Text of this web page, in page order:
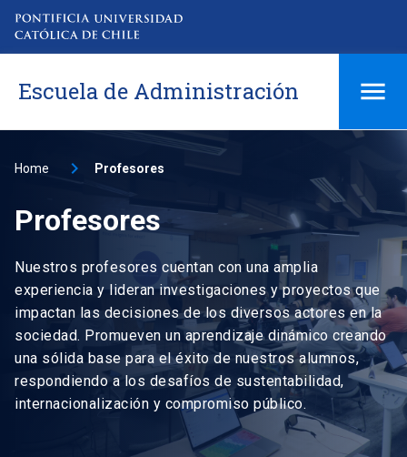
Escuela de Administración
Home Profesores
Profesores
Nuestros profesores cuentan con una amplia
experiencia y lideran investigaciones y proyectos que
impactan las decisiones de los diversos actores en la
sociedad. Promueven un aprendizaje dinámico creando
una sólida base para el éxito de nuestros alumnos,
respondiendo a los desafíos de sustentabilidad,
internacionalización y compromiso público.